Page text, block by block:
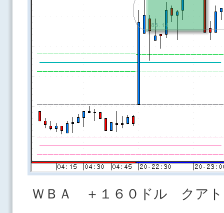
ＷＢＡ ＋１６０ドル クア